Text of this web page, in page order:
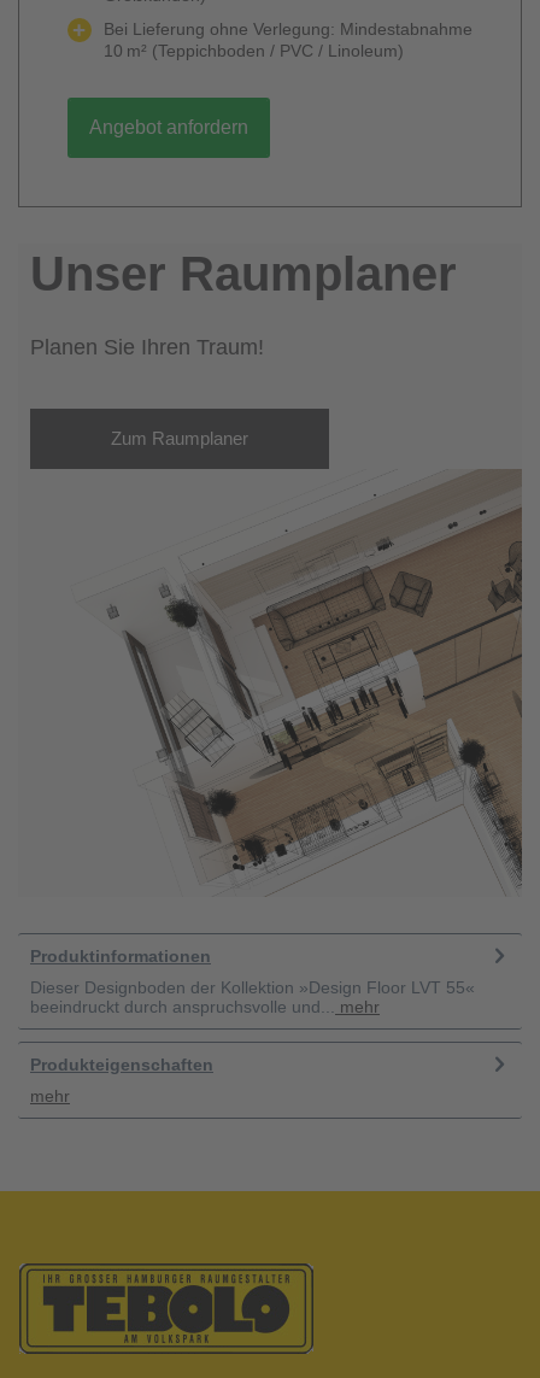
Bei Lieferung ohne Verlegung: Mindestabnahme
10 m² (Teppichboden / PVC / Linoleum)
Angebot anfordern
Unser Raumplaner
Planen Sie Ihren Traum!
Zum Raumplaner
Produktinformationen
Dieser Designboden der Kollektion »Design Floor LVT 55«
beeindruckt durch anspruchsvolle und...
mehr
Produkteigenschaften
mehr